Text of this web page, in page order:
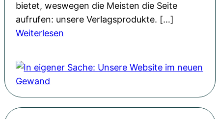
bietet, weswegen die Meisten die Seite
aufrufen: unsere Verlagsprodukte. […]
Weiterlesen
e